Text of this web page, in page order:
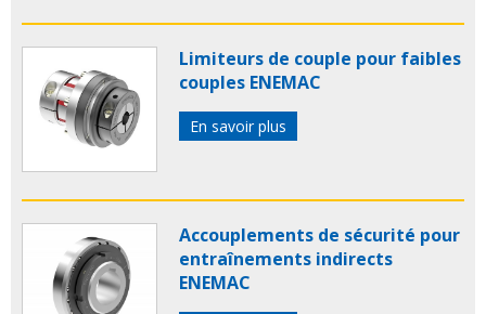
Limiteurs de couple pour faibles
couples ENEMAC
En savoir plus
Accouplements de sécurité pour
entraînements indirects
ENEMAC